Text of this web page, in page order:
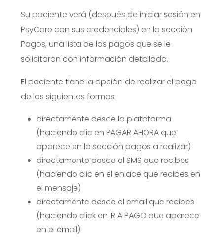
Su paciente verá (después de iniciar sesión en
PsyCare con sus credenciales) en la sección
Pagos, una lista de los pagos que se le
solicitaron con información detallada.
El paciente tiene la opción de realizar el pago
de las siguientes formas:
directamente desde la plataforma
(haciendo clic en PAGAR AHORA que
aparece en la sección pagos a realizar)
directamente desde el SMS que recibes
(haciendo clic en el enlace que recibes en
el mensaje)
directamente desde el email que recibes
(haciendo click en IR A PAGO que aparece
en el email)